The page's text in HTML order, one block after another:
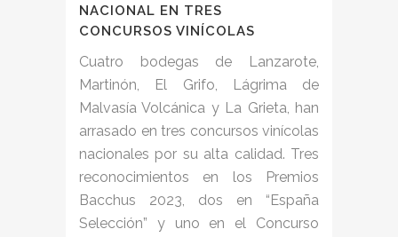
NACIONAL EN TRES
CONCURSOS VINÍCOLAS
Cuatro bodegas de Lanzarote,
Martinón, El Grifo, Lágrima de
Malvasía Volcánica y La Grieta, han
arrasado en tres concursos vinícolas
nacionales por su alta calidad. Tres
reconocimientos en los Premios
Bacchus 2023, dos en “España
Selección” y uno en el Concurso